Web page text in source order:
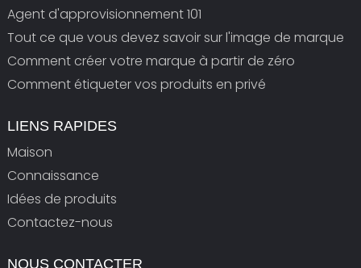
Agent d'approvisionnement 101
Tout ce que vous devez savoir sur l'image de marque
Comment créer votre marque à partir de zéro
Comment étiqueter vos produits en privé
LIENS RAPIDES
Maison
Connaissance
Idées de produits
Contactez-nous
NOUS CONTACTER